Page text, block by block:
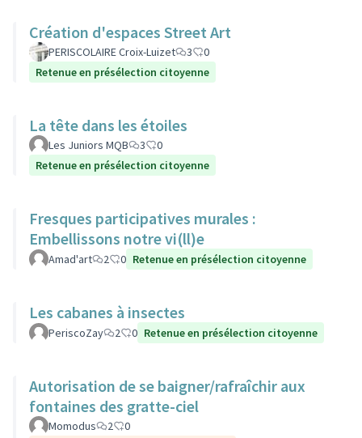
Création d'espaces Street Art
PERISCOLAIRE Croix-Luizet 3
0
Retenue en présélection citoyenne
La tête dans les étoiles
Les Juniors MQB 3
0
Retenue en présélection citoyenne
Fresques participatives murales :
Embellissons notre vi(ll)e
Amad'art 2 0 Retenue en présélection citoyenne
Les cabanes à insectes
PeriscoZay 2 0 Retenue en présélection citoyenne
Autorisation de se baigner/rafraîchir aux
fontaines des gratte-ciel
Momodus 2
0